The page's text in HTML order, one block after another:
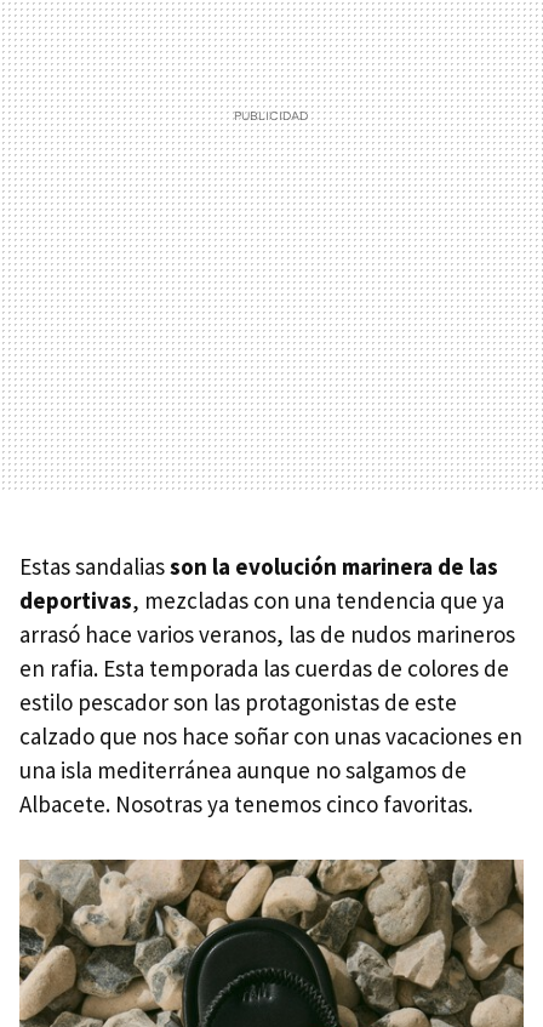
Estas sandaliasson la evolución marinera de las
deportivas, mezcladas con una tendencia que ya
arrasó hace varios veranos, las de nudos marineros
en rafia. Esta temporada las cuerdas de colores de
estilo pescador son las protagonistas de este
calzado que nos hace soñar con unas vacaciones en
una isla mediterránea aunque no salgamos de
Albacete. Nosotras ya tenemos cinco favoritas.